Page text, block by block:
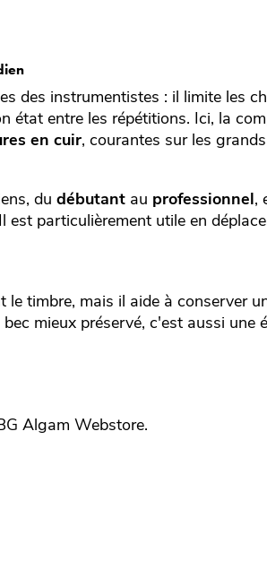
des instrumentistes : il limite les
état entre les répétitions. Ici, la
en cuir, courantes sur les
dudébutant au professionnel,
particulièrement utile en
timbre, mais il aide à conserver
mieux préservé, c'est aussi une
Algam Webstore.